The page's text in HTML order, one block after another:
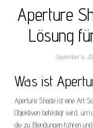
Aperture
Lösung
September 6,
Was ist
Aperture Shade ist eine Art
Objektiven befestigt wird, um
die zu Blendungen führen